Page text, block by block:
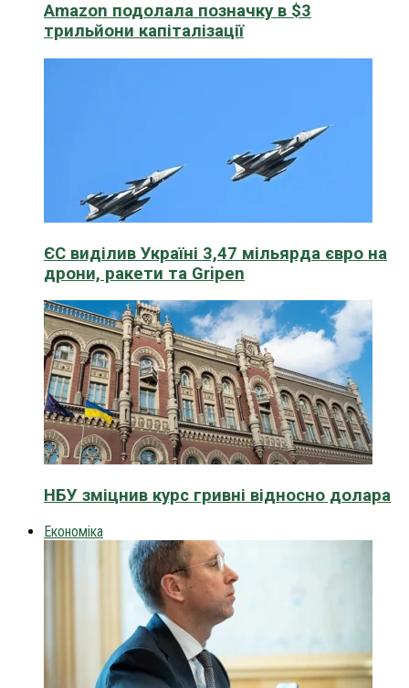
Amazon подолала позначку в $3
трильйони капіталізації
ЄС виділив Україні 3,47 мільярда євро на
дрони, ракети та Gripen
НБУ зміцнив курс гривні відносно долара
Економіка